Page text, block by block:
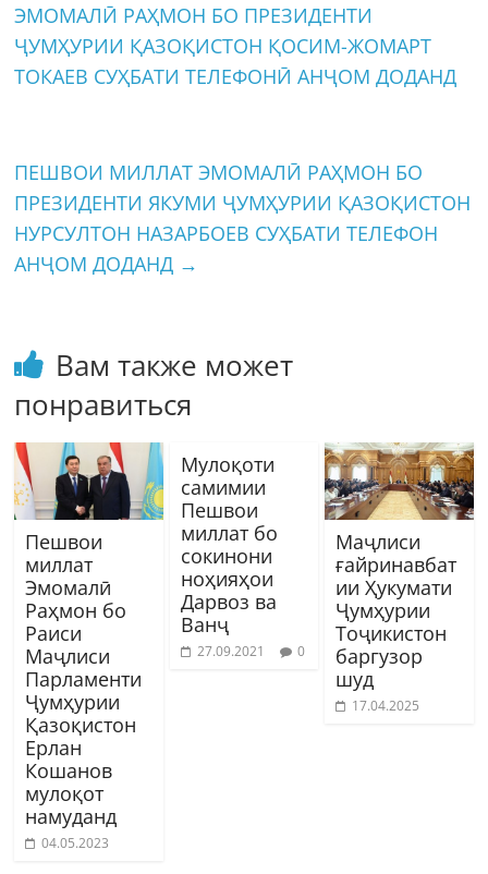
ЭМОМАЛӢ РАҲМОН БО ПРЕЗИДЕНТИ
ҶУМҲУРИИ ҚАЗОҚИСТОН ҚОСИМ-ЖОМАРТ
ТОКАЕВ СУҲБАТИ ТЕЛЕФОНӢ АНҶОМ ДОДАНД
ПЕШВОИ МИЛЛАТ ЭМОМАЛӢ РАҲМОН БО
ПРЕЗИДЕНТИ ЯКУМИ ҶУМҲУРИИ ҚАЗОҚИСТОН
НУРСУЛТОН НАЗАРБОЕВ СУҲБАТИ ТЕЛЕФОН
АНҶОМ ДОДАНД →
Вам также может
понравиться
Пешвои
миллат
Эмомалӣ
Раҳмон бо
Раиси
Маҷлиси
Парламенти
Ҷумҳурии
Қазоқистон
Ерлан
Кошанов
мулоқот
намуданд
04.05.2023
Мулоқоти
самимии
Пешвои
миллат бо
сокинони
ноҳияҳои
Дарвоз ва
Ванҷ
27.09.2021 0
Маҷлиси
ғайринавбат
ии Ҳукумати
Ҷумҳурии
Тоҷикистон
баргузор
шуд
17.04.2025